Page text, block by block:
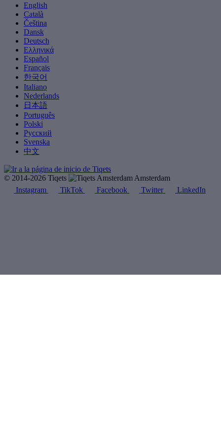
English
Català
Čeština
Dansk
Deutsch
Ελληνικά
Español
Français
한국어
Italiano
Nederlands
日本語
Português
Polski
Русский
Svenska
中文
© 2014-2026 Tiqets
Amsterdam
Instagram
TikTok Facebook Twitter LinkedIn